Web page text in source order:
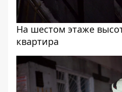
На шестом этаже
квартира